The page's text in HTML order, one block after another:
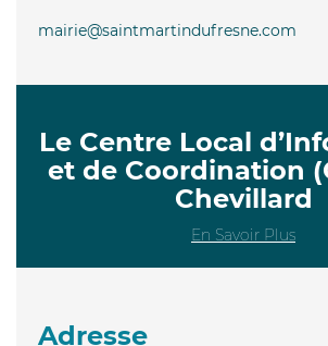
mairie@saintmartindufresne.com
Le Centre Local
et de Coordination
Chevillard
En Savoir Plus
Adresse